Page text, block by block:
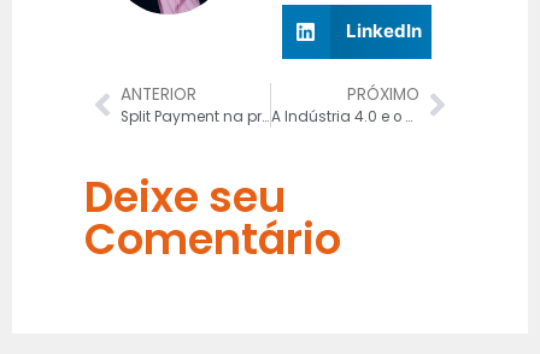
LinkedIn
ANTERIOR
Split Payment na prática: como o novo modelo muda seu fluxo de caixa com a Reforma Tributária
PRÓXIMO
A Indústria 4.0 e o papel estratégico da Contabilidade: Como a transformação digital impacta a Gestão Financeira
Deixe seu
Comentário